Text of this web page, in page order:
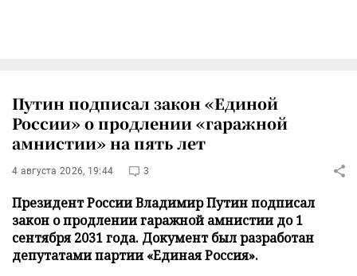
Путин подписал закон «Единой
России» о продлении «гаражной
амнистии» на пять лет
4 августа 2026, 19:44 3
Президент России Владимир Путин подписал
закон о продлении гаражной амнистии до 1
сентября 2031 года. Документ был разработан
депутатами партии «Единая Россия».